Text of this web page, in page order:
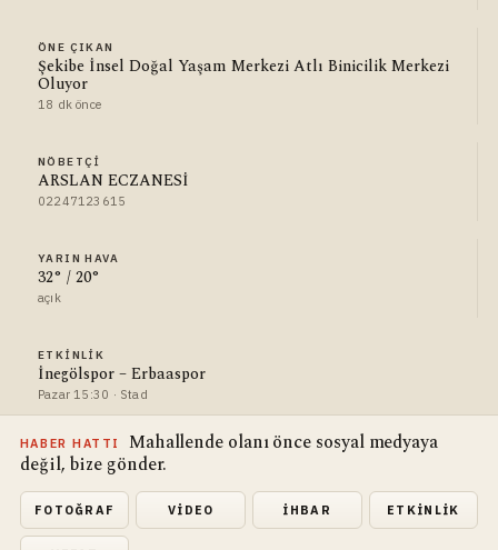
ÖNE ÇIKAN
Şekibe İnsel Doğal Yaşam Merkezi Atlı Binicilik Merkezi
Oluyor
18 dk önce
NÖBETÇI
ARSLAN ECZANESİ
02247123615
YARIN HAVA
32° / 20°
açık
ETKINLIK
İnegölspor – Erbaaspor
Pazar 15:30 · Stad
HABER HATTI
Mahallende olanı önce sosyal medyaya
değil, bize gönder.
FOTOĞRAF VIDEO İHBAR ETKINLIK